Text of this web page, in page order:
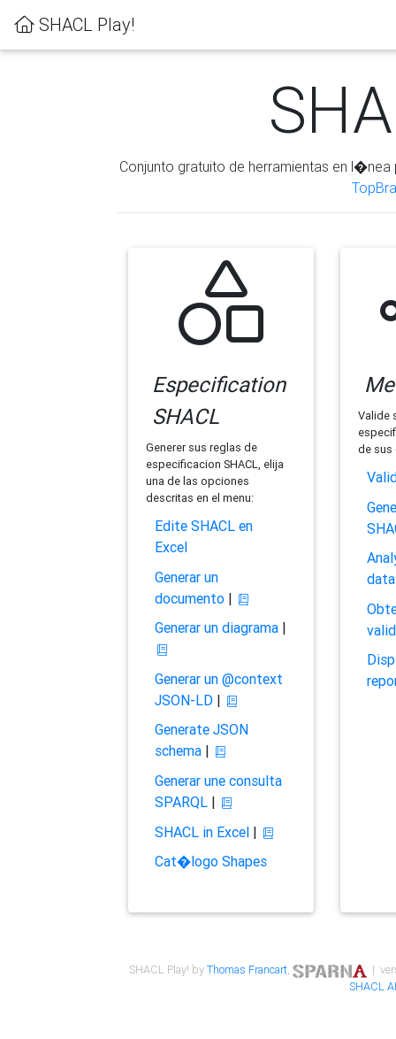
SHACL Play!
Conjunto gratuito de herramientas en
Especification
SHACL
Generer sus reglas de
especificacion SHACL, elija
una de las opciones
descritas en el menu:
Edite SHACL en
Excel
Generar un
documento|
Generar un diagrama|
Generar un @context
JSON-LD|
Generate JSON
schema|
Generar une consulta
SPARQL|
SHACL in Excel|
Cat�logo Shapes
Valide
de sus
SHACL Play! byThomas Francart,
|
SHACL